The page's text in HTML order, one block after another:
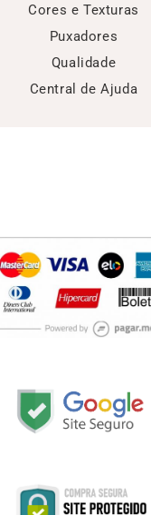
Cores e Texturas
Puxadores
Qualidade
Central de Ajuda